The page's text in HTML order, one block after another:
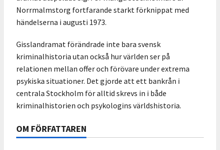
Norrmalmstorg fortfarande starkt förknippat med
händelserna i augusti 1973.
Gisslandramat förändrade inte bara svensk
kriminalhistoria utan också hur världen ser på
relationen mellan offer och förövare under extrema
psykiska situationer. Det gjorde att ett bankrån i
centrala Stockholm för alltid skrevs in i både
kriminalhistorien och psykologins världshistoria.
OM FÖRFATTAREN